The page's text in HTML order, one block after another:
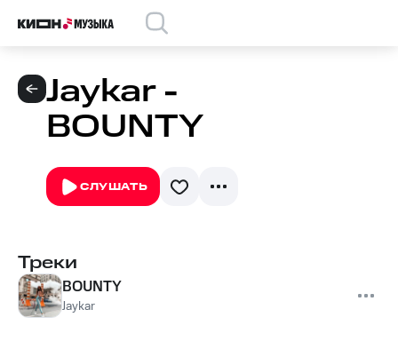
Jaykar -
BOUNTY
СЛУШАТЬ
Треки
BOUNTY
Jaykar